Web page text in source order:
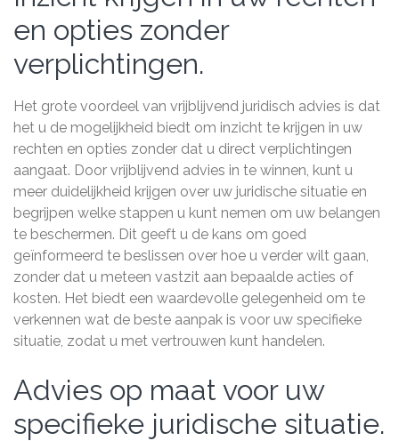
en opties zonder
verplichtingen.
Het grote voordeel van vrijblijvend juridisch advies is dat
het u de mogelijkheid biedt om inzicht te krijgen in uw
rechten en opties zonder dat u direct verplichtingen
aangaat. Door vrijblijvend advies in te winnen, kunt u
meer duidelijkheid krijgen over uw juridische situatie en
begrijpen welke stappen u kunt nemen om uw belangen
te beschermen. Dit geeft u de kans om goed
geïnformeerd te beslissen over hoe u verder wilt gaan,
zonder dat u meteen vastzit aan bepaalde acties of
kosten. Het biedt een waardevolle gelegenheid om te
verkennen wat de beste aanpak is voor uw specifieke
situatie, zodat u met vertrouwen kunt handelen.
Advies op maat voor uw
specifieke juridische situatie.